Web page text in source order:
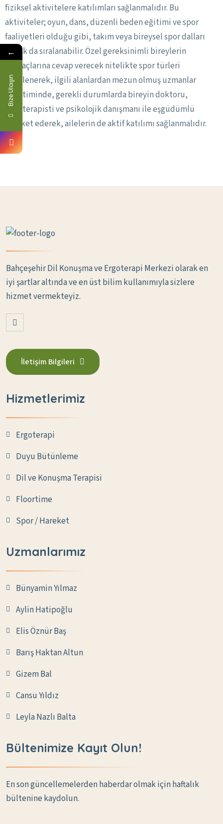
fiziksel aktivitelere katılımları sağlanmalıdır. Bu
aktiviteler; oyun, dans, düzenli beden eğitimi ve spor
faaliyetleri olduğu gibi, takım veya bireysel spor dalları
olarak da sıralanabilir. Özel gereksinimli bireylerin
ihtiyaçlarına cevap verecek nitelikte spor türleri
belirlenerek, ilgili alanlardan mezun olmuş uzmanlar
gözetiminde, gerekli durumlarda bireyin doktoru,
fizyoterapisti ve psikolojik danışmanı ile eşgüdümlü
hareket ederek, ailelerin de aktif katılımı sağlanmalıdır.
Bahçeşehir Dil Konuşma ve Ergoterapi Merkezi olarak en
iyi şartlar altında ve en üst bilim kullanımıyla sizlere
hizmet vermekteyiz.
İletişim Bilgileri
Hizmetlerimiz
Ergoterapi
Duyu Bütünleme
Dil ve Konuşma Terapisi
Floortime
Spor / Hareket
Uzmanlarımız
Bünyamin Yılmaz
Aylin Hatipoğlu
Elis Öznür Baş
Barış Haktan Altun
Gizem Bal
Cansu Yıldız
Leyla Nazlı Balta
Bültenimize Kayıt Olun!
En son güncellemelerden haberdar olmak için haftalık
bültenine kaydolun.
←
Bize Ulaşın